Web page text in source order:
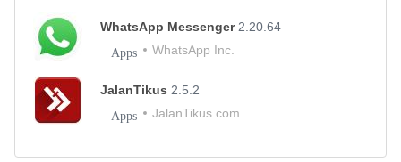
WhatsApp Messenger 2.20.64
Apps WhatsApp Inc.
JalanTikus 2.5.2
Apps JalanTikus.com